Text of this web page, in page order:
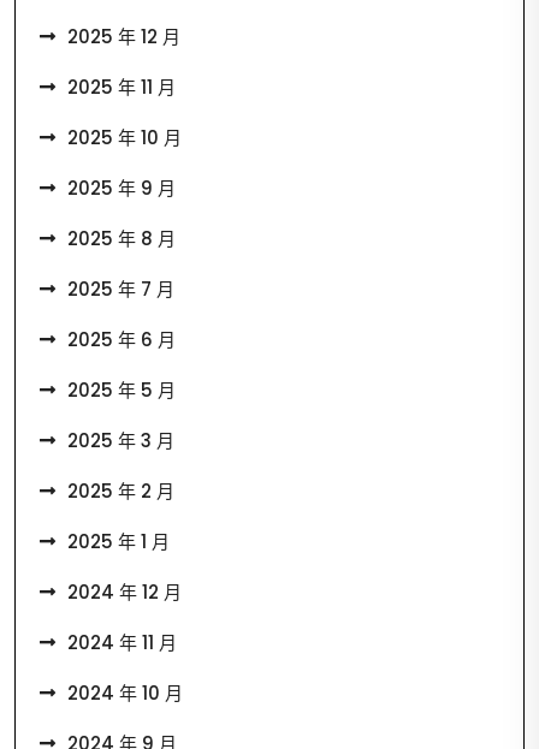
2025 年 12 月
2025 年 11 月
2025 年 10 月
2025 年 9 月
2025 年 8 月
2025 年 7 月
2025 年 6 月
2025 年 5 月
2025 年 3 月
2025 年 2 月
2025 年 1 月
2024 年 12 月
2024 年 11 月
2024 年 10 月
2024 年 9 月